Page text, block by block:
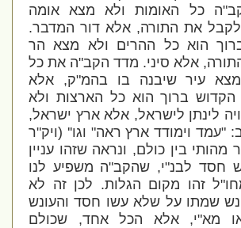
כל האומות ולא מצא אומה
את התורה, אלא דור המדבר.
הוא כל ההרים ולא מצא הר
אלא סיני. מדד הקב"ה את כל
עיר שיבנה בו בהמ"ק, אלא
ברוך הוא כל הארצות ולא
לינתן לישראל, אלא ארץ ישראל,
וימודד ארץ ראה" וגו'' (ויק"ר
בין כולם, ונראה שזהו עניין
חסד לבנ"י, שהקב"ה משפיע לנו
זהו מקום הגלות. לכן זה לא
שמתו על שלא עשו חסד והעונש
מא"י, אלא הכל אחד, שכולם